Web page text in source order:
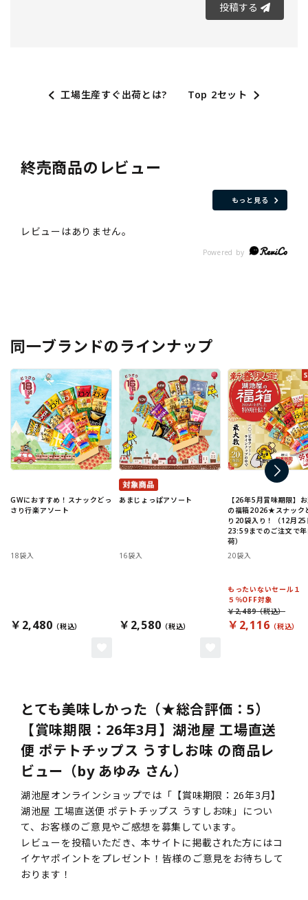
投稿する
工場生産すぐ出荷とは? Top 2セット
終売商品のレビュー
もっと見る
同一ブランドのラインナップ
GWにおすすめ！スナックどっ
さり行楽アソート
18袋入
￥2,480
あまじょっぱアソート
16袋入
￥2,580
【26年5月賞味期限】
の福箱2026★スナック
り20袋入り！（12月25
23:59までのご注文で
荷）
20袋入
もったいないセール１
５％OFF対象
￥2,116
￥2,489
とても美味しかった（★総合評価：5）
【賞味期限：26年3月】湖池屋 工場直送
便 ポテトチップス うすしお味 の商品レ
ビュー（by あゆみ さん）
湖池屋オンラインショップでは「【賞味期限：26年3月】
湖池屋 工場直送便 ポテトチップス うすしお味」につい
て、お客様のご意見やご感想を募集しています。
レビューを投稿いただき、本サイトに掲載された方にはコ
イケヤポイントをプレゼント！皆様のご意見をお待ちして
おります！